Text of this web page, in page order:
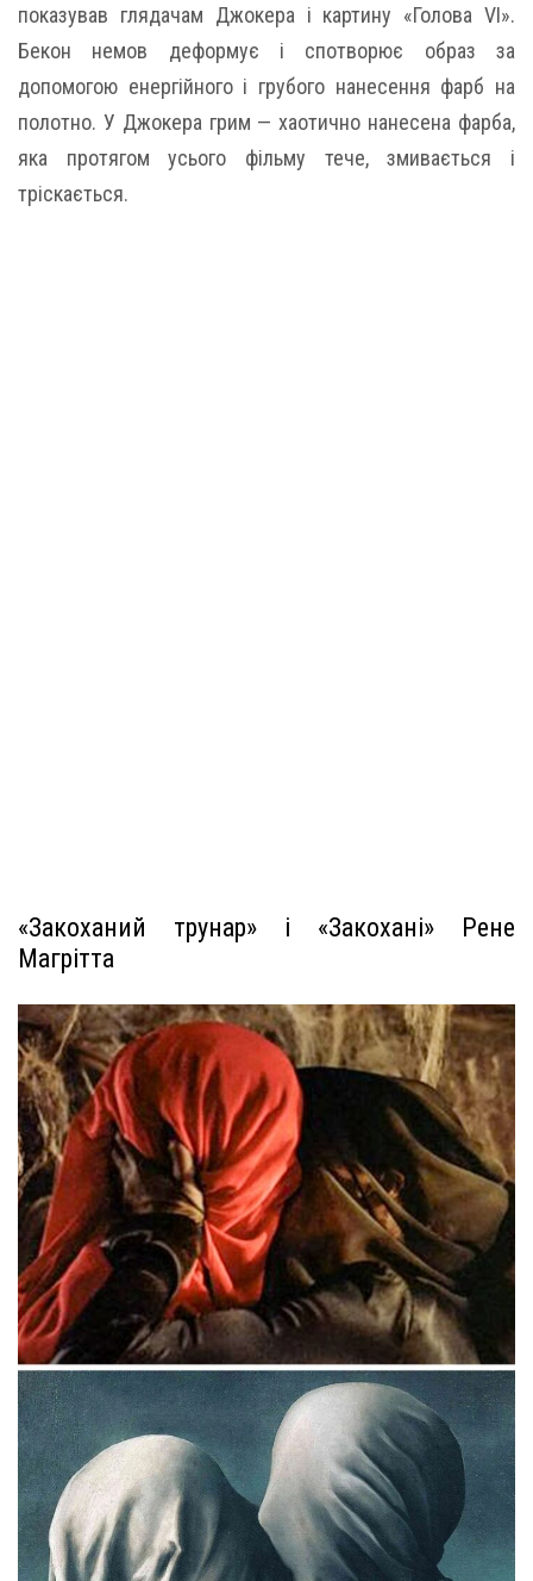
показував глядачам Джокера і картину «Голова VI».
Бекон немов деформує і спотворює образ за
допомогою енергійного і грубого нанесення фарб на
полотно. У Джокера грим — хаотично нанесена фарба,
яка протягом усього фільму тече, змивається і
тріскається.
«Закоханий трунар» і «Закохані» Рене
Магрітта